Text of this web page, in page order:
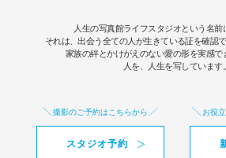
人生の写真館ライフスタジオという名前
それは、出会う全ての人が生きている証を確認
家族の絆とかけがえのない愛の形を実感で
人を、人生を写しています。
撮影のご予約はこちらから
スタジオ予約
お役